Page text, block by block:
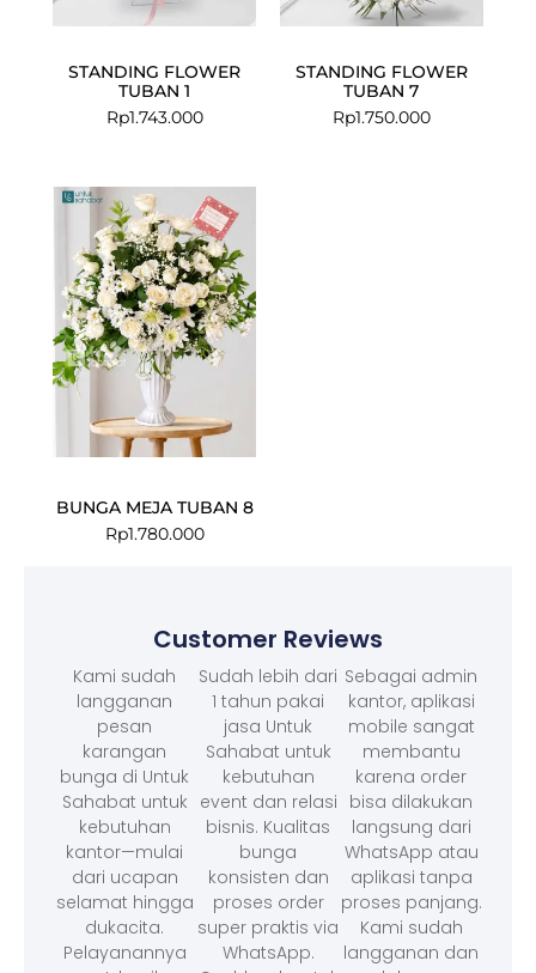
STANDING FLOWER
TUBAN 1
Rp1.743.000
STANDING FLOWER
TUBAN 7
Rp1.750.000
BUNGA MEJA TUBAN 8
Rp1.780.000
Customer Reviews
Kami sudah
langganan
pesan
karangan
bunga di Untuk
Sahabat untuk
kebutuhan
kantor—mulai
dari ucapan
selamat hingga
dukacita.
Pelayanannya
Sudah lebih dari
1 tahun pakai
jasa Untuk
Sahabat untuk
kebutuhan
event dan relasi
bisnis. Kualitas
bunga
konsisten dan
proses order
super praktis via
WhatsApp.
Sebagai admin
kantor, aplikasi
mobile sangat
membantu
karena order
bisa dilakukan
langsung dari
WhatsApp atau
aplikasi tanpa
proses panjang.
Kami sudah
langganan dan